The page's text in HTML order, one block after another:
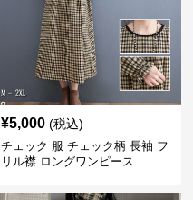
¥5,000 (税込)
チェック 服 チェック柄 長袖 フ
リル襟 ロングワンピース